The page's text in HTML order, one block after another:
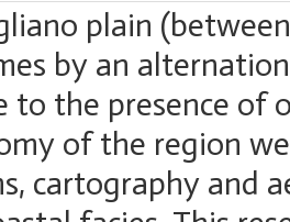
plain
by an
to the presence of
of the region
cartography and